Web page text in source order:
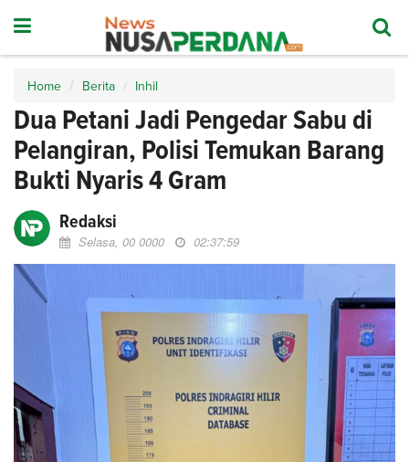
Home Berita Inhil
Dua Petani Jadi Pengedar Sabu di
Pelangiran, Polisi Temukan Barang
Bukti Nyaris 4 Gram
Redaksi
Selasa, 00 0000 02:37:59